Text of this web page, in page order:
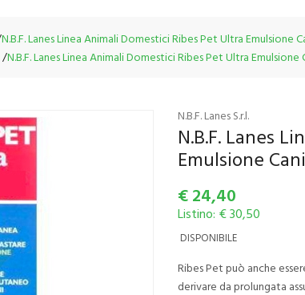
N.B.F. Lanes Linea Animali Domestici Ribes Pet Ultra Emulsione
N.B.F. Lanes Linea Animali Domestici Ribes Pet Ultra
N.B.F. Lanes S.r.l.
N.B.F. Lanes
Emulsione
€24,40
Listino: € 30,50
DISPONIBILE
Ribes Pet può anche
derivare da prolungata